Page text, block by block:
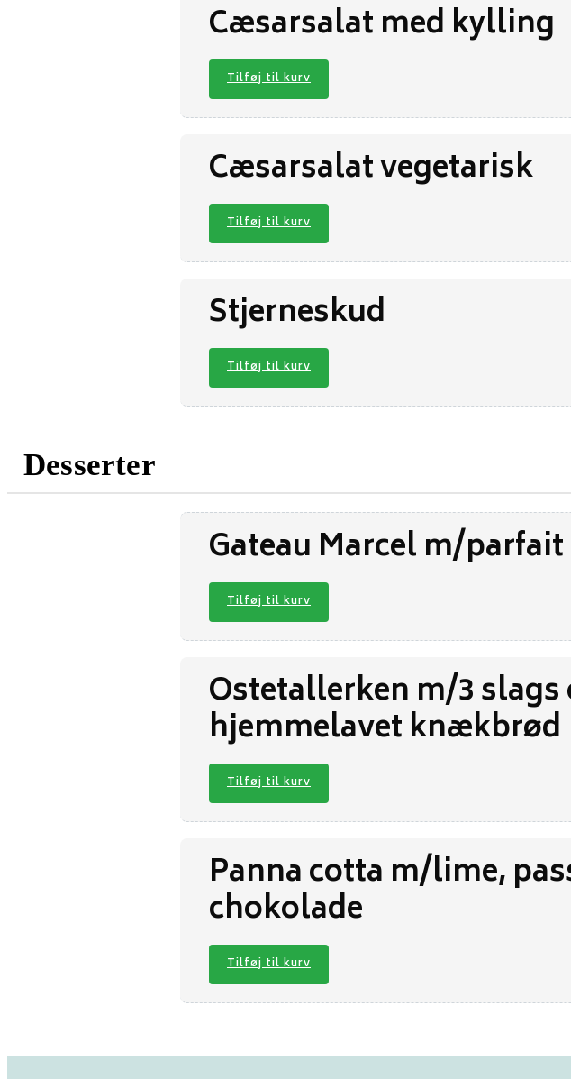
Cæsarsalat med kylling
Tilføj til kurv
Cæsarsalat vegetarisk
Tilføj til kurv
Stjerneskud
Tilføj til kurv
Desserter
Gateau Marcel m/
Tilføj til kurv
Ostetallerken m/3 slags
hjemmelavet knækbrød
Tilføj til kurv
Panna cotta m/lime,
chokolade
Tilføj til kurv